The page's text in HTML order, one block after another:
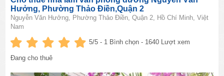
Hưởng, Phường Thảo Điền,Quận 2
Nguyễn Văn Hưởng, Phường Thảo Điền, Quận 2, Hồ Chí Minh, Việt
Nam
5/5 - 1 Bình chọn - 1640 Lượt xem
Đang cho thuê